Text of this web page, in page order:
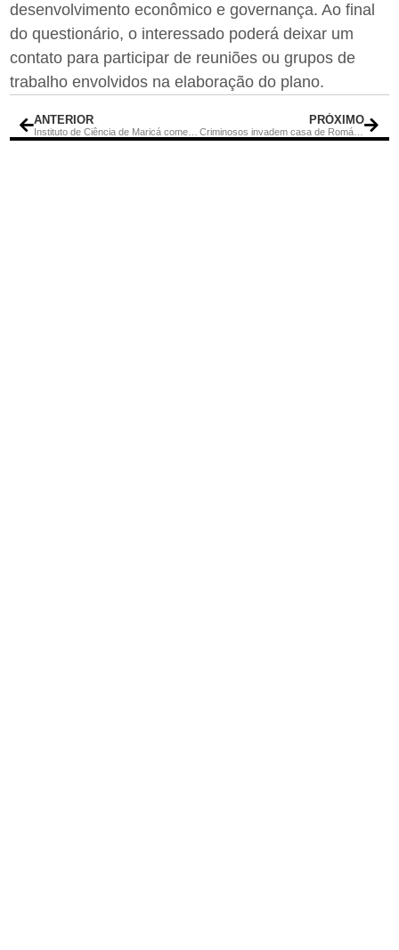
desenvolvimento econômico e governança. Ao final
do questionário, o interessado poderá deixar um
contato para participar de reuniões ou grupos de
trabalho envolvidos na elaboração do plano.
ANTERIOR
Instituto de Ciência de Maricá comemora encerramento de cursos e oficinas com desfile de carnaval
PRÓXIMO
Criminosos invadem casa de Romário na Barra da Tijuca